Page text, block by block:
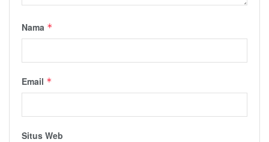
Nama *
Email *
Situs Web